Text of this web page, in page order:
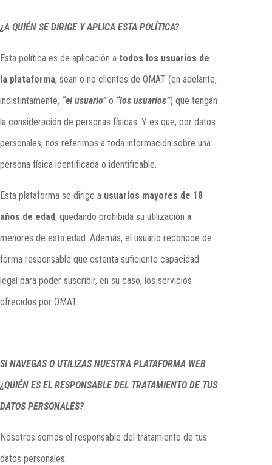
¿A QUIÉN SE DIRIGE Y APLICA ESTA POLÍTICA?
Esta política es de aplicación a todos los usuarios de
la plataforma, sean o no clientes de OMAT (en adelante,
indistintamente, “el usuario”o “los usuarios”) que tengan
la consideración de personas físicas. Y es que, por datos
personales, nos referimos a toda información sobre una
persona física identificada o identificable.
Esta plataforma se dirige a usuarios mayores de 18
años de edad, quedando prohibida su utilización a
menores de esta edad. Además, el usuario reconoce de
forma responsable que ostenta suficiente capacidad
legal para poder suscribir, en su caso, los servicios
ofrecidos por OMAT.
SI NAVEGAS O UTILIZAS NUESTRA PLATAFORMA WEB
¿QUIÉN ES EL RESPONSABLE DEL TRATAMIENTO DE TUS
DATOS PERSONALES?
Nosotros somos el responsable del tratamiento de tus
datos personales: